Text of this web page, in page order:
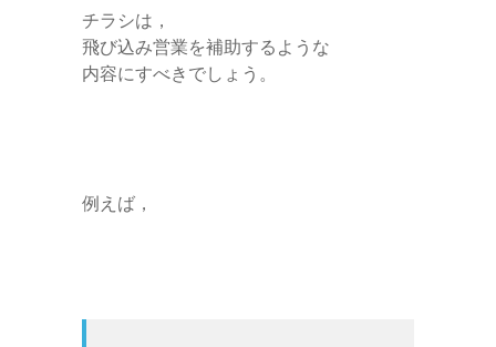
チラシは，
飛び込み営業を補助するような
内容にすべきでしょう。
例えば，